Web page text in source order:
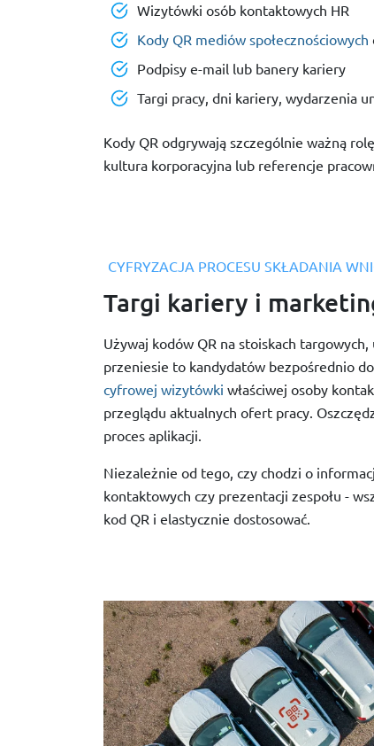
Wizytówki osób kontaktowych HR
Kody QR mediów społecznościowych
Podpisy e-mail lub banery kariery
Targi pracy, dni kariery, wydarzenia
Kody QR odgrywają szczególnie ważną
kultura korporacyjna lub referencje
CYFRYZACJA PROCESU SKŁADANIA
Targi kariery i
Używaj kodów QR na stoiskach
przeniesie to kandydatów bezpośrednio
cyfrowej wizytówki właściwej osoby
przeglądu aktualnych ofert pracy.
proces aplikacji.
Niezależnie od tego, czy chodzi o
kontaktowych czy prezentacji zespołu -
kod QR i elastycznie dostosować.